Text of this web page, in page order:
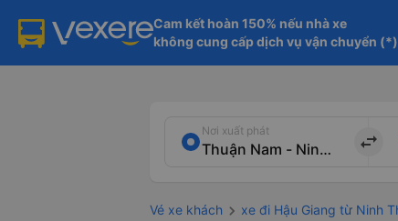
Cam kết hoàn 150% nếu nhà xe
không cung cấp dịch vụ vận chuyển (*)
Nơi xuất phát
import_export
Vé xe khách xe đi Hậu Giang từ Ninh